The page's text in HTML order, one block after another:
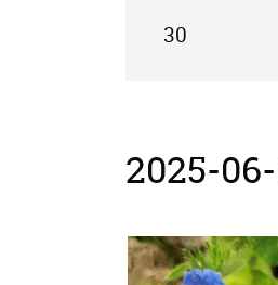
30
2025-